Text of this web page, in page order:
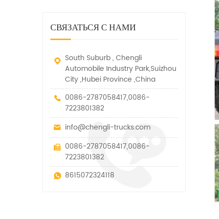
транспортные средства.
специальных транспортных
средств, которые допускаются
параметров этого вида
вытягивание и подъем тяги.
СВЯЗАТЬСЯ С НАМИ
South Suburb , Chengli
Automobile Industry Park,Suizhou
City ,Hubei Province ,China
0086-2787058417,0086-
7223801382
info@chengli-trucks.com
0086-2787058417,0086-
7223801382
8615072324118